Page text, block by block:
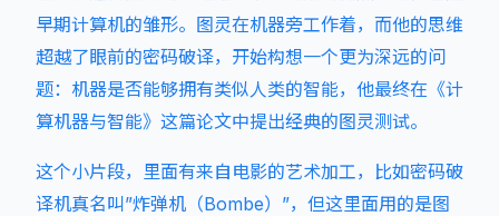
早期计算机的雏形。图灵在机器旁工作着，而他的思维
超越了眼前的密码破译，开始构想一个更为深远的问
题：机器是否能够拥有类似人类的智能，他最终在《计
算机器与智能》这篇论文中提出经典的图灵测试。
这个小片段，里面有来自电影的艺术加工，比如密码破
译机真名叫”炸弹机（Bombe）”，但这里面用的是图